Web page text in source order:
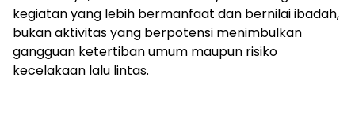
kegiatan yang lebih bermanfaat dan bernilai ibadah,
bukan aktivitas yang berpotensi menimbulkan
gangguan ketertiban umum maupun risiko
kecelakaan lalu lintas.